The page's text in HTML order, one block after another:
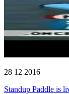
28 12 2016
Standup Paddle is